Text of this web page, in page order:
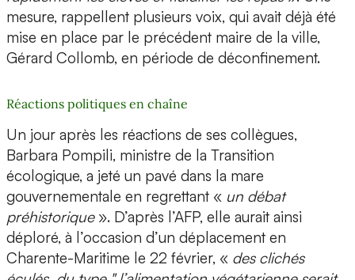
mesure, rappellent plusieurs voix, qui avait déjà été
mise en place par le précédent maire de la ville,
Gérard Collomb, en période de déconfinement.
Réactions politiques en chaîne
Un jour après les réactions de ses collègues,
Barbara Pompili, ministre de la Transition
écologique, a jeté un pavé dans la mare
gouvernementale en regrettant « un débat
préhistorique». D’après l’AFP, elle aurait ainsi
déploré, à l’occasion d’un déplacement en
Charente-Maritime le 22 février, « des clichés